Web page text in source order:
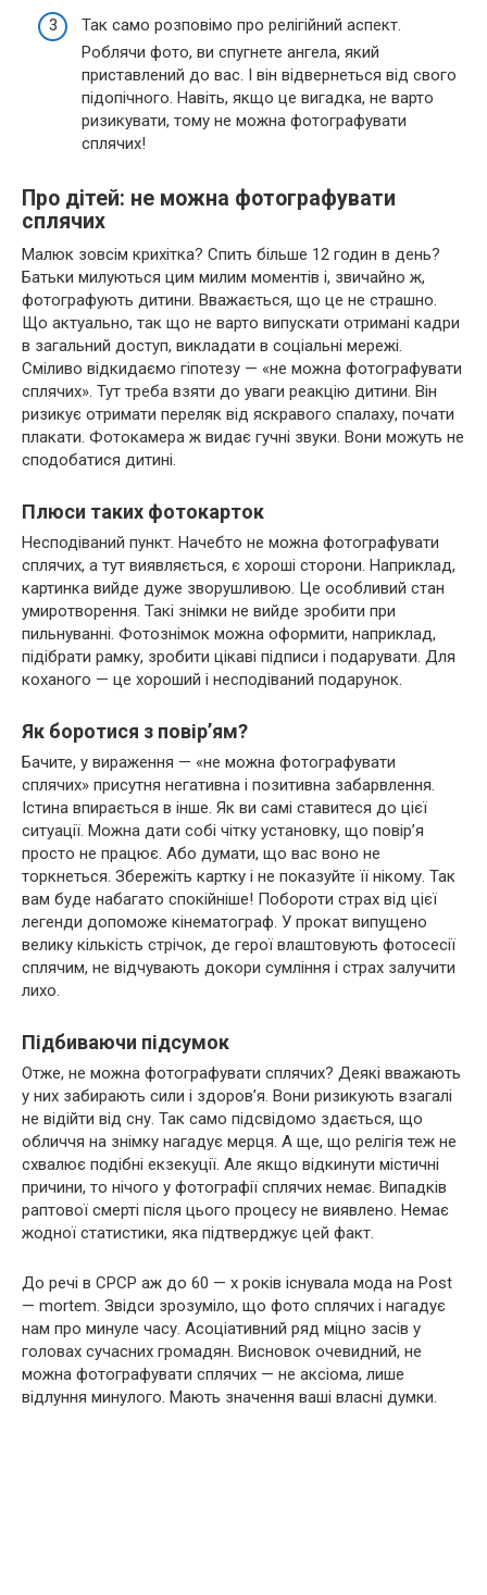
Так само розповімо про релігійний аспект.
Роблячи фото, ви спугнете ангела, який
приставлений до вас. І він відвернеться від свого
підопічного. Навіть, якщо це вигадка, не варто
ризикувати, тому не можна фотографувати
сплячих!
Про дітей: не можна фотографувати
сплячих
Малюк зовсім крихітка? Спить більше 12 годин в день?
Батьки милуються цим милим моментів і, звичайно ж,
фотографують дитини. Вважається, що це не страшно.
Що актуально, так що не варто випускати отримані кадри
в загальний доступ, викладати в соціальні мережі.
Сміливо відкидаємо гіпотезу — «не можна фотографувати
сплячих». Тут треба взяти до уваги реакцію дитини. Він
ризикує отримати переляк від яскравого спалаху, почати
плакати. Фотокамера ж видає гучні звуки. Вони можуть не
сподобатися дитині.
Плюси таких фотокарток
Несподіваний пункт. Начебто не можна фотографувати
сплячих, а тут виявляється, є хороші сторони. Наприклад,
картинка вийде дуже зворушливою. Це особливий стан
умиротворення. Такі знімки не вийде зробити при
пильнуванні. Фотознімок можна оформити, наприклад,
підібрати рамку, зробити цікаві підписи і подарувати. Для
коханого — це хороший і несподіваний подарунок.
Як боротися з повір’ям?
Бачите, у вираження — «не можна фотографувати
сплячих» присутня негативна і позитивна забарвлення.
Істина впирається в інше. Як ви самі ставитеся до цієї
ситуації. Можна дати собі чітку установку, що повір’я
просто не працює. Або думати, що вас воно не
торкнеться. Збережіть картку і не показуйте її нікому. Так
вам буде набагато спокійніше! Побороти страх від цієї
легенди допоможе кінематограф. У прокат випущено
велику кількість стрічок, де герої влаштовують фотосесії
сплячим, не відчувають докори сумління і страх залучити
лихо.
Підбиваючи підсумок
Отже, не можна фотографувати сплячих? Деякі вважають
у них забирають сили і здоров’я. Вони ризикують взагалі
не відійти від сну. Так само підсвідомо здається, що
обличчя на знімку нагадує мерця. А ще, що релігія теж не
схвалює подібні екзекуції. Але якщо відкинути містичні
причини, то нічого у фотографії сплячих немає. Випадків
раптової смерті після цього процесу не виявлено. Немає
жодної статистики, яка підтверджує цей факт.
До речі в СРСР аж до 60 — х років існувала мода на Post
— mortem. Звідси зрозуміло, що фото сплячих і нагадує
нам про минуле часу. Асоціативний ряд міцно засів у
головах сучасних громадян. Висновок очевидний, не
можна фотографувати сплячих — не аксіома, лише
відлуння минулого. Мають значення ваші власні думки.